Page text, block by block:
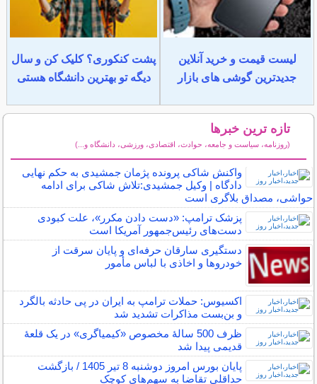
لیست قیمت و خرید آنلاین
جدیدترین گوشی های بازار
پشت کنکوری؟ کلیک کن و سال
دیگه تو بهترین دانشگاه هستی
تازه ترین خبرها
(روزنامه، سیاست و جامعه، حوادث، اقتصادی، ورزشی، دانشگاه و...)
واکنش شاکی پرونده پژمان جمشیدی به حکم نهایی
دادگاه | وکیل جمشیدی:تلاش شاکی برای ادامه
حواشی، مصداق بلاگری است
پزشک ترامپ: «دست دادن مکرر»، علت کبودی
دست‌های رئیس‌جمهور آمریکا است
دستگیری سارقان حرفه‌ای و پایان سرقت از
خودروها و اخاذی با لباس مأمور
اکسیوس: حملات ترامپ به ایران در پی حادثه بالگرد
و بن‌بست مذاکرات تشدید شد
ظرف 500 سالۀ مخصوص «کیمیاگری» در یک قلعۀ
قدیمی پیدا شد
پایان بورس امروز دوشنبه 8 تیر 1405 / بازگشت
حداقلی تقاضا به سهم‌های کوچک